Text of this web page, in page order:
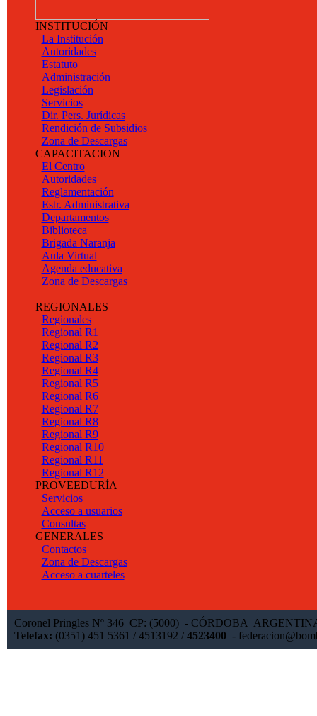
INSTITUCIÓN
La Institución
Autoridades
Estatuto
Administración
Legislación
Servicios
Dir. Pers. Jurídicas
Rendición de Subsidios
Zona de Descargas
CAPACITACION
El Centro
Autoridades
Reglamentación
Estr. Administrativa
Departamentos
Biblioteca
Brigada Naranja
Aula Virtual
Agenda educativa
Zona de Descargas
REGIONALES
Regionales
Regional R1
Regional R2
Regional R3
Regional R4
Regional R5
Regional R6
Regional R7
Regional R8
Regional R9
Regional R10
Regional R11
Regional R12
PROVEEDURÍA
Servicios
Acceso a usuarios
Consultas
GENERALES
Contactos
Zona de Descargas
Acceso a cuarteles
Coronel Pringles Nº 346 CP: (5000) - CÓRDOBA
Telefax: (0351) 451 5361 / 4513192 / 4523400-